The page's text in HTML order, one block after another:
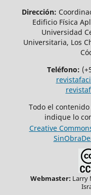
Dirección:
Edificio Física
Universidad
Universitaria, Los
Teléfono:
Todo el
indique lo
Creative
Webmaster: Larry